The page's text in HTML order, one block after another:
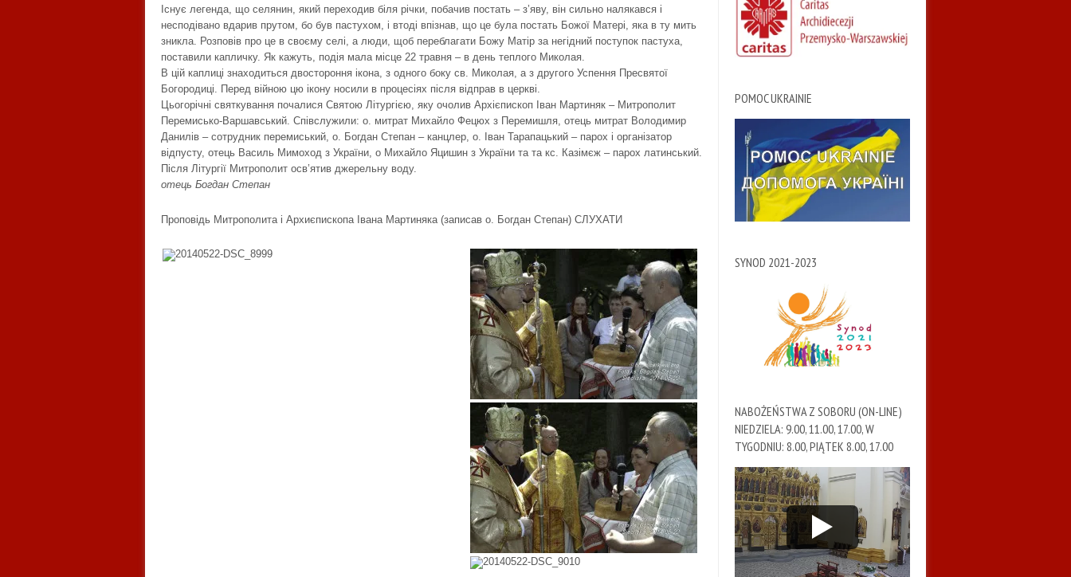
Існує легенда, що селянин, який переходив біля річки, побачив постать – з’яву, він сильно налякався і
несподівано вдарив прутом, бо був пастухом, і втоді впізнав, що це була постать Божої Матері, яка в ту мить
зникла. Розповів про це в своєму селі, а люди, щоб переблагати Божу Матір за негідний поступок пастуха,
поставили капличку. Як кажуть, подія мала місце 22 травня – в день теплого Миколая.
В цій каплиці знаходиться двостороння ікона, з одного боку св. Миколая, а з другого Успення Пресвятої
Богородиці. Перед війною цю ікону носили в процесіях після відправ в церкві.
Цьогорічні святкування почалися Святою Літургією, яку очолив Архієпископ Іван Мартиняк – Митрополит
Перемисько-Варшавський. Співслужили: о. митрат Михайло Фецюх з Перемишля, отець митрат Володимир
Данилів – сотрудник перемиський, о. Богдан Степан – канцлер, о. Іван Тарапацький – парох і організатор
відпусту, отець Василь Мимоход з України, о Михайло Яцишин з України та та кс. Казімєж – парох латинський.
Після Літургії Митрополит осв’ятив джерельну воду.
отець Богдан Степан
Проповідь Митрополита і Архиєпископа Івана Мартиняка (записав о. Богдан Степан) СЛУХАТИ
POMOC UKRAINIE
SYNOD 2021-2023
NABOŻEŃSTWA Z SOBORU (ON-LINE)
NIEDZIELA: 9.00, 11.00, 17.00, W
TYGODNIU: 8.00, PIĄTEK 8.00, 17.00